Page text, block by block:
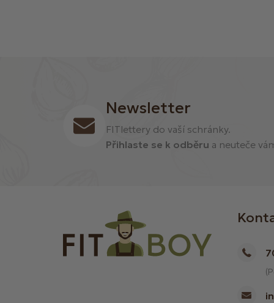
Newsletter
FITlettery do vaší schránky.
Přihlaste se k odběru a neuteče